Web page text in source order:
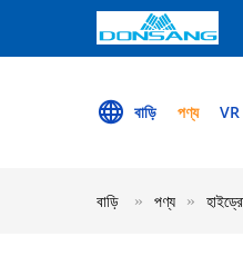
বাড়ি পণ্য VR
বাড়ি পণ্য